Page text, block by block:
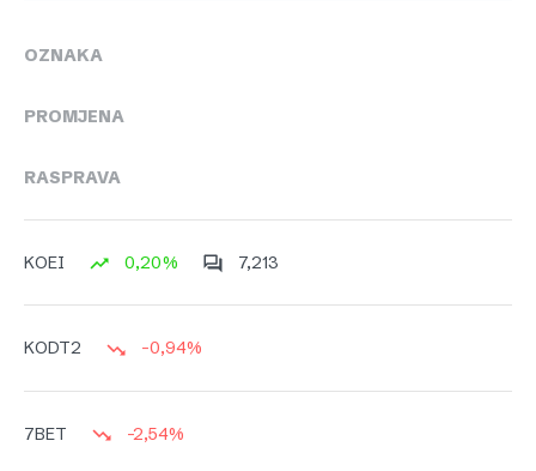
OZNAKA
PROMJENA
RASPRAVA
KOEI 0,20% 7,213
KODT2 -0,94%
7BET -2,54%